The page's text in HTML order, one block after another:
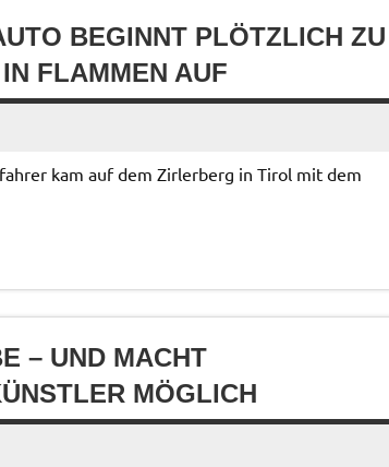
BEGINNT PLÖTZLICH ZU B
FLAMMEN AUF
kam auf dem Zirlerberg in Tirol mit dem
UND MACHT C
MÖGLICH